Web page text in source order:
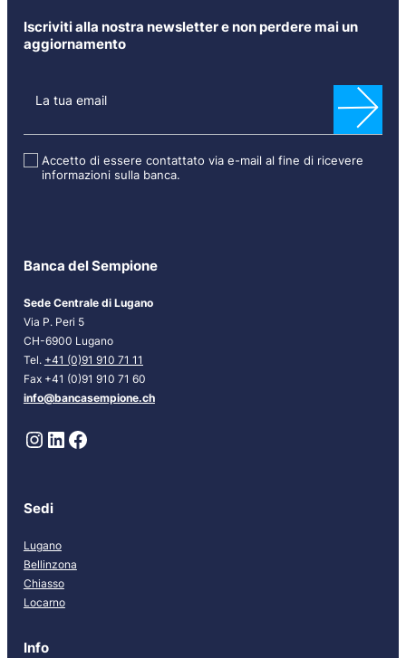
Banca del Sempione
Sede Centrale di Lugano
Via P. Peri 5
CH-6900 Lugano
Tel. +41 (0)91 910 71 11
Fax +41 (0)91 910 71 60
info@bancasempione.ch
Instagram LinkedIn Facebook
Sedi
Lugano
Bellinzona
Chiasso
Locarno
Info
Iscriviti alla nostra newsletter e non perdere mai un
aggiornamento
s
l
[
T
]
La tua email
Accetto di essere contattato via e-mail al fine di ricevere
informazioni sulla banca.